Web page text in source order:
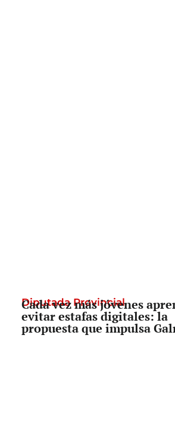
Diputada Provincial
Cada vez más jóvenes
evitar estafas digitales: la
propuesta que impulsa